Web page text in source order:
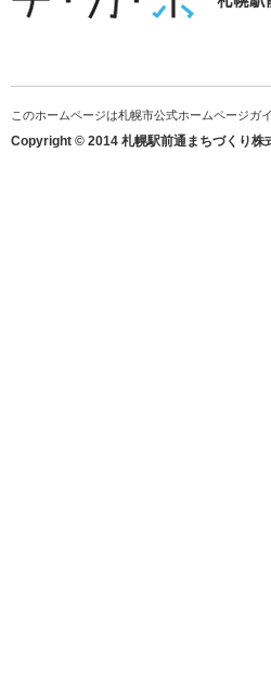
このホームページは札幌市公式ホームページガ
Copyright © 2014 札幌駅前通まちづくり